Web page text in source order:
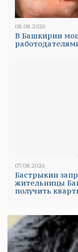
08.08.2026
В Башкирии
07.08.2026
Бастрыкин
жительницы
получить